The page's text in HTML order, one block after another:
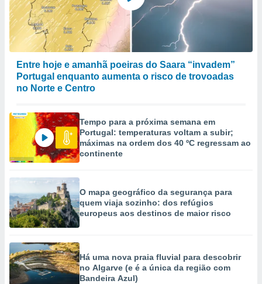
Entre hoje e amanhã poeiras do Saara “invadem”
Portugal enquanto aumenta o risco de trovoadas
no Norte e Centro
Tempo para a próxima semana em
Portugal: temperaturas voltam a subir;
máximas na ordem dos 40 ºC regressam ao
continente
O mapa geográfico da segurança para
quem viaja sozinho: dos refúgios
europeus aos destinos de maior risco
Há uma nova praia fluvial para descobrir
no Algarve (e é a única da região com
Bandeira Azul)